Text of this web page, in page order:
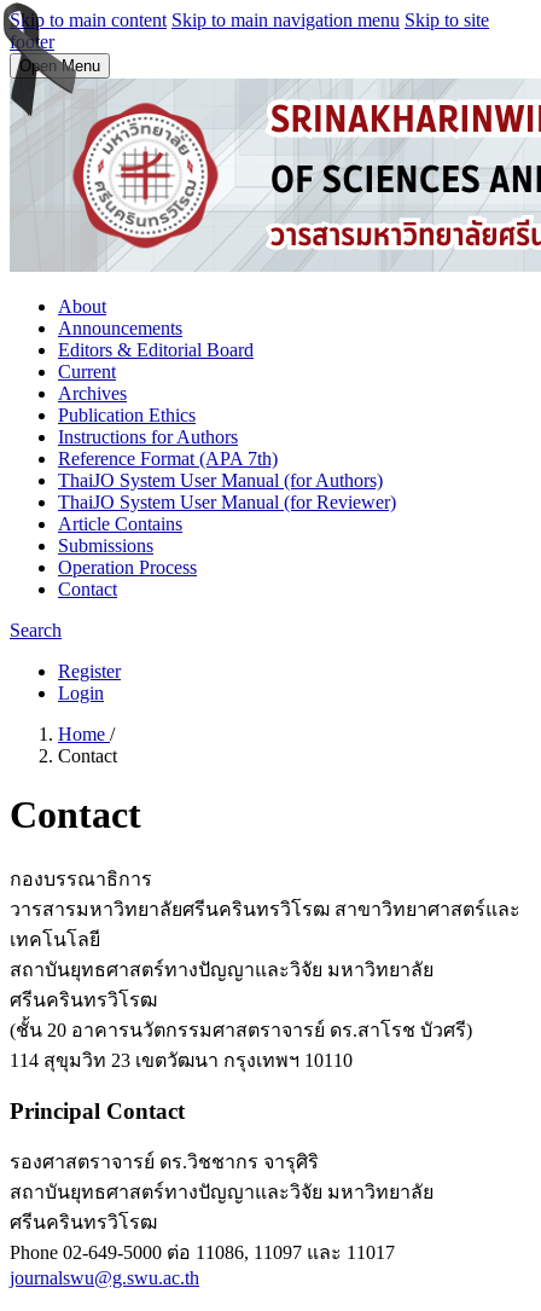
Skip to main content Skip to main navigation menu Skip to site
footer
Open Menu
About
Announcements
Editors & Editorial Board
Current
Archives
Publication Ethics
Instructions for Authors
Reference Format (APA 7th)
ThaiJO System User Manual (for Authors)
ThaiJO System User Manual (for Reviewer)
Article Contains
Submissions
Operation Process
Contact
Search
Register
Login
Home /
Contact
Contact
กองบรรณาธิการ
วารสารมหาวิทยาลัยศรีนครินทรวิโรฒ สาขาวิทยาศาสตร์และ
เทคโนโลยี
สถาบันยุทธศาสตร์ทางปัญญาและวิจัย มหาวิทยาลัย
ศรีนครินทรวิโรฒ
(ชั้น 20 อาคารนวัตกรรมศาสตราจารย์ ดร.สาโรช บัวศรี)
114 สุขุมวิท 23 เขตวัฒนา กรุงเทพฯ 10110
Principal Contact
รองศาสตราจารย์ ดร.วิชชากร จารุศิริ
สถาบันยุทธศาสตร์ทางปัญญาและวิจัย มหาวิทยาลัย
ศรีนครินทรวิโรฒ
Phone 02-649-5000 ต่อ 11086, 11097 และ 11017
journalswu@g.swu.ac.th